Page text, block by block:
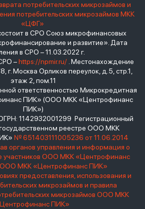
потребительских микрозаймов и
потребительских микрозаймов МКК
«ЦФГ»
в СРО Союз микрофинансовых
и развитие». Дата
в СРО – 11.03.2022 г.
–https://npmir.ru/. Местонахождение
Москва Орликов переулок, д.5, стр.1,
этаж 2, пом.11
ответственностью Микрокредитная
ПИК» (ООО МКК «Центрофинанс
ПИК»)
1142932001299 Регистрационный
реестре ООО МКК
№ 651403111005236 от 11.06.2014
органов управления и информация о
участников ООО МКК «Центрофинанс
ООО МКК «Центрофинанс ПИК»
предоставления, использования и
микрозаймов и правила
микрозаймов ООО МКК
ПИК»